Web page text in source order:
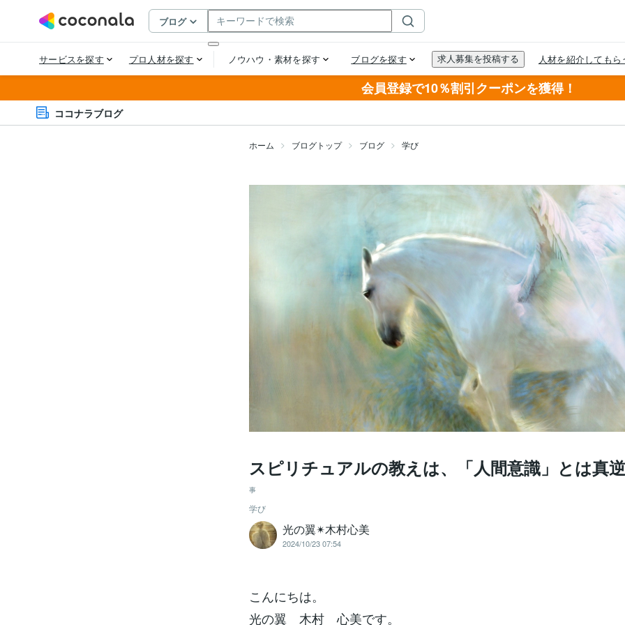
会員登録で10％割引クーポンを獲得！
ココナラブログ
ホーム ブログトップ ブログ 学び
スピリチュアルの教えは、「人間意識」とは真
事
学び
光の翼✴︎木村心美
2024/10/23 07:54
こんにちは。
光の翼 木村 心美です。